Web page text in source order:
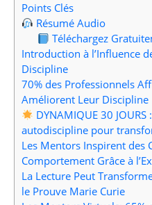
Points Clés
Résumé Audio
Téléchargez
Introduction à l’Influence
Discipline
70% des Professionnels
Améliorent Leur Discipline
DYNAMIQUE 30
autodiscipline pour
Les Mentors Inspirent des
Comportement Grâce à
La Lecture Peut
le Prouve Marie Curie